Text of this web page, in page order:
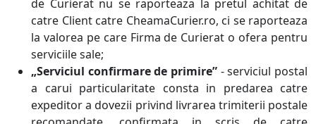
de Curierat nu se raporteaza la pretul achitat de
catre Client catre CheamaCurier.ro, ci se raporteaza
la valorea pe care Firma de Curierat o ofera pentru
serviciile sale;
„Serviciul confirmare de primire” - serviciul postal
a carui particularitate consta in predarea catre
expeditor a dovezii privind livrarea trimiterii postale